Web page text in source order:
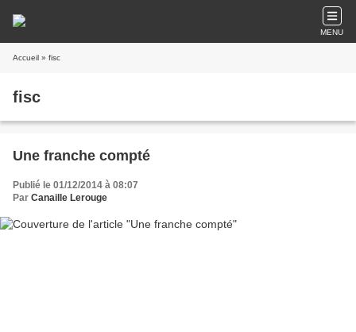
MENU
Accueil » fisc
fisc
Une franche compté
Publié le 01/12/2014 à 08:07
Par Canaille Lerouge